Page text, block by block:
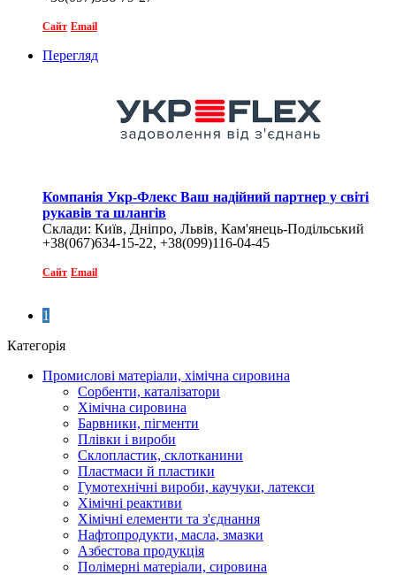
Сайт Email
Перегляд
Компанія Укр-Флекс Ваш надійний партнер у світі
рукавів та шлангів
Склади: Київ, Дніпро, Львів, Кам'янець-Подільський
+38(067)634-15-22, +38(099)116-04-45
Сайт Email
1
Категорія
Промислові матеріали, хімічна сировина
Сорбенти, каталізатори
Хімічна сировина
Барвники, пігменти
Плівки і вироби
Склопластик, склотканини
Пластмаси й пластики
Гумотехнічні вироби, каучуки, латекси
Хімічні реактиви
Хімічні елементи та з'єднання
Нафтопродукти, масла, змазки
Азбестова продукція
Полімерні матеріали, сировина